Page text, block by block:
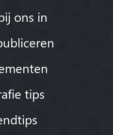
ons in
tips